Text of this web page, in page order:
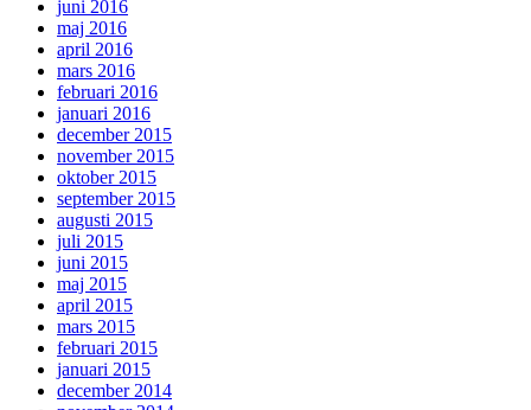
juni 2016
maj 2016
april 2016
mars 2016
februari 2016
januari 2016
december 2015
november 2015
oktober 2015
september 2015
augusti 2015
juli 2015
juni 2015
maj 2015
april 2015
mars 2015
februari 2015
januari 2015
december 2014